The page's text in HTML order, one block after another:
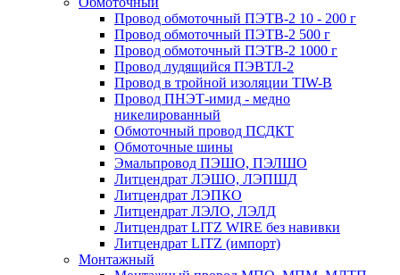
Провод обмоточный ПЭТВ-2 10 - 200 г
Провод обмоточный ПЭТВ-2 500 г
Провод обмоточный ПЭТВ-2 1000 г
Провод лудящийся ПЭВТЛ-2
Провод в тройной изоляции TIW-B
Провод ПНЭТ-имид - медно
никелированный
Обмоточный провод ПСДКТ
Обмоточные шины
Эмальпровод ПЭШО, ПЭЛШО
Литцендрат ЛЭШО, ЛЭПШД
Литцендрат ЛЭПКО
Литцендрат ЛЭЛО, ЛЭЛД
Литцендрат LITZ WIRE без навивки
Литцендрат LITZ (импорт)
Монтажный